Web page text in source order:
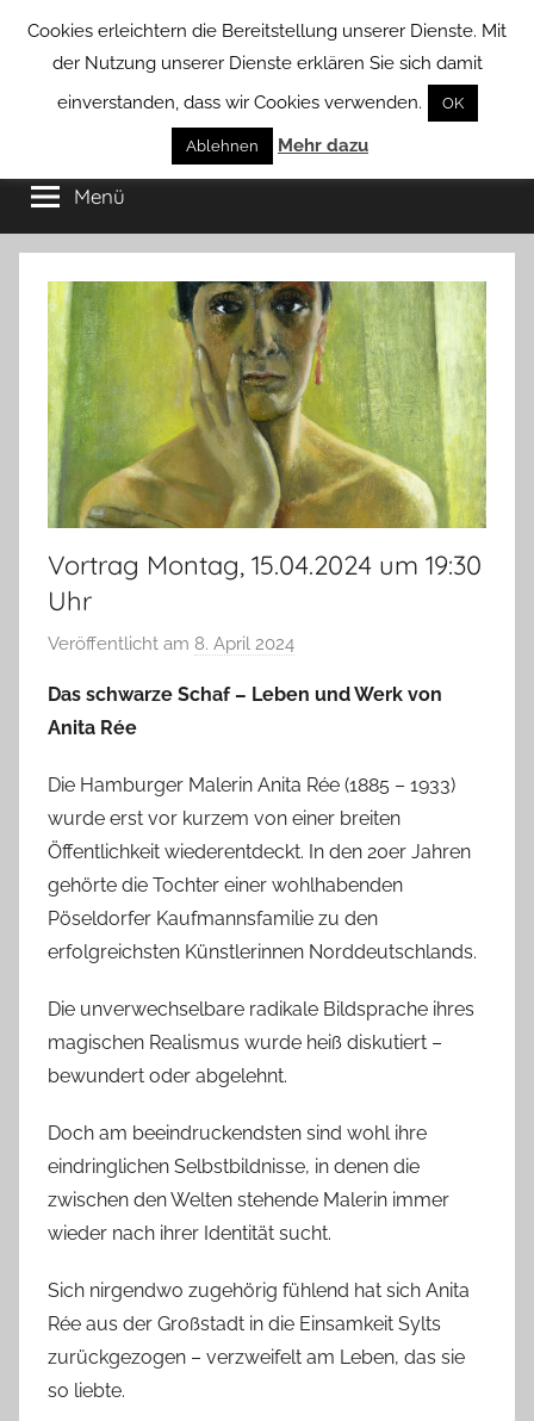
Borstel
von
Groß
Borstel
Menü
Vortrag Montag, 15.04.2024 um 19:30
Uhr
Veröffentlicht am 8. April 2024
n
b
e
a
B
i
e
a
s
Das schwarze Schaf – Leben und Werk von
Anita Rée
Die Hamburger Malerin Anita Rée (1885 – 1933)
wurde erst vor kurzem von einer breiten
Öffentlichkeit wiederentdeckt. In den 20er Jahren
gehörte die Tochter einer wohlhabenden
Pöseldorfer Kaufmannsfamilie zu den
erfolgreichsten Künstlerinnen Norddeutschlands.
Die unverwechselbare radikale Bildsprache ihres
magischen Realismus wurde heiß diskutiert –
bewundert oder abgelehnt.
Doch am beeindruckendsten sind wohl ihre
eindringlichen Selbstbildnisse, in denen die
zwischen den Welten stehende Malerin immer
wieder nach ihrer Identität sucht.
Sich nirgendwo zugehörig fühlend hat sich Anita
Rée aus der Großstadt in die Einsamkeit Sylts
zurückgezogen – verzweifelt am Leben, das sie
so liebte.
Cookies erleichtern die Bereitstellung unserer Dienste. Mit
der Nutzung unserer Dienste erklären Sie sich damit
einverstanden, dass wir Cookies verwenden.
OK
Ablehnen Mehr dazu